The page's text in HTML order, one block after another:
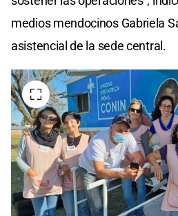
medios mendocinos Gabriela
asistencial de la sede central.